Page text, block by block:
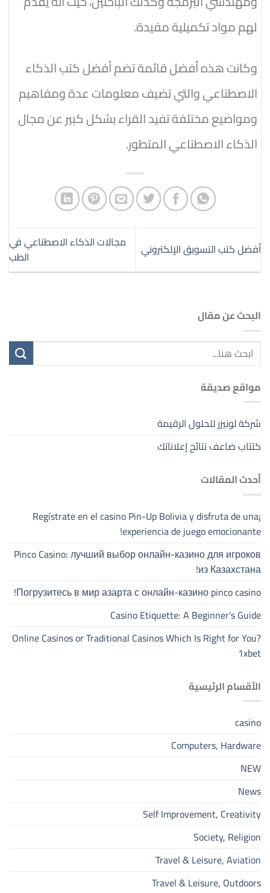
لهم مواد تكميلية مفيدة.
وكانت هذه أفضل قائمة تضم أفضل كتب الذكاء
الاصطناعي والتي تضيف معلومات عدة ومفاهيم
ومواضيع مختلفة تفيد القراء بشكل كبير عن مجال
الذكاء الاصطناعي المتطور.
أفضل كتب التسويق الإلكتروني
مجالات الذكاء الاصطناعي في
الطب
البحث عن مقال
مواقع صديقة
شركة لونيزر للحلول الرقيمة
كتتاب ضاعف نتائج إعلاناتك
أحدث المقالات
¡Regístrate en el casino Pin-Up Bolivia y disfruta de una
experiencia de juego emocionante!
Pinco Casino: лучший выбор онлайн-казино для игроков
из Казахстана!
Погрузитесь в мир азарта с онлайн-казино pinco casino!
Casino Etiquette: A Beginner's Guide
Online Casinos or Traditional Casinos Which Is Right for You?
1xbet
الأقسام الرئيسية
casino
Computers, Hardware
NEW
News
Self Improvement, Creativity
Society, Religion
Travel & Leisure, Aviation
Travel & Leisure, Outdoors